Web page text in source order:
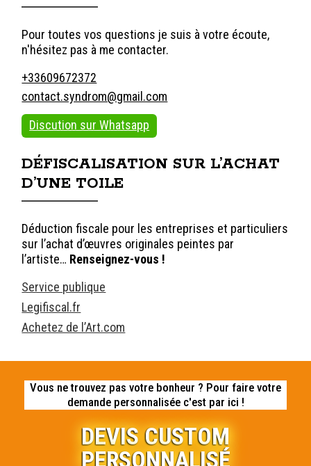
Pour toutes vos questions je suis à votre écoute,
n'hésitez pas à me contacter.
+33609672372
contact.syndrom@gmail.com
Discution sur Whatsapp
DÉFISCALISATION SUR L’ACHAT
D’UNE TOILE
Déduction fiscale pour les entreprises et particuliers
sur l’achat d’œuvres originales peintes par
l’artiste… Renseignez-vous !
Service publique
Legifiscal.fr
Achetez de l’Art.com
Vous ne trouvez pas votre bonheur ? Pour faire votre
demande personnalisée c'est par ici !
DEVIS CUSTOM
PERSONNALISÉ